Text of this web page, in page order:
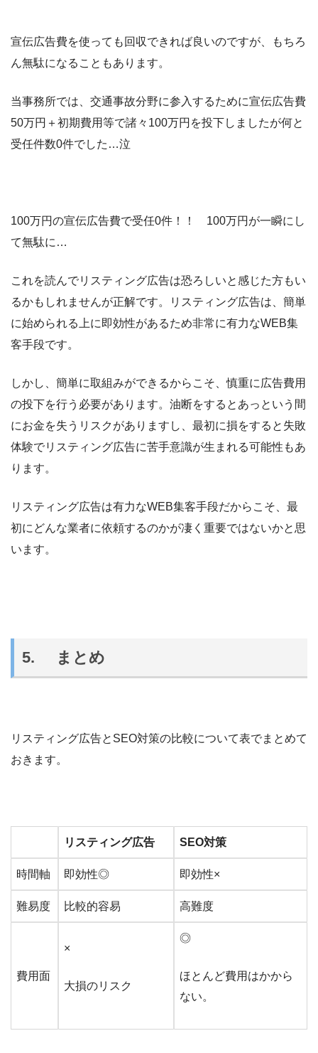
宣伝広告費を使っても回収できれば良いのですが、もちろ
ん無駄になることもあります。
当事務所では、交通事故分野に参入するために宣伝広告費
50万円＋初期費用等で諸々100万円を投下しましたが何と
受任件数0件でした…泣
100万円の宣伝広告費で受任0件！！ 100万円が一瞬にし
て無駄に…
これを読んでリスティング広告は恐ろしいと感じた方もい
るかもしれませんが正解です。リスティング広告は、簡単
に始められる上に即効性があるため非常に有力なWEB集
客手段です。
しかし、簡単に取組みができるからこそ、慎重に広告費用
の投下を行う必要があります。油断をするとあっという間
にお金を失うリスクがありますし、最初に損をすると失敗
体験でリスティング広告に苦手意識が生まれる可能性もあ
ります。
リスティング広告は有力なWEB集客手段だからこそ、最
初にどんな業者に依頼するのかが凄く重要ではないかと思
います。
5. まとめ
リスティング広告とSEO対策の比較について表でまとめて
おきます。
リスティング広告 SEO対策
時間軸 即効性◎ 即効性×
難易度 比較的容易 高難度
費用面
×
大損のリスク
◎
ほとんど費用はかから
ない。